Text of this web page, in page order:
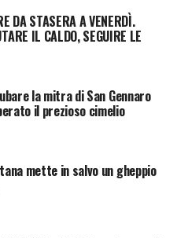
DA STASERA A VENERDÌ.
IL CALDO, SEGUIRE LE
la mitra di San Gennaro
il prezioso cimelio
mette in salvo un gheppio